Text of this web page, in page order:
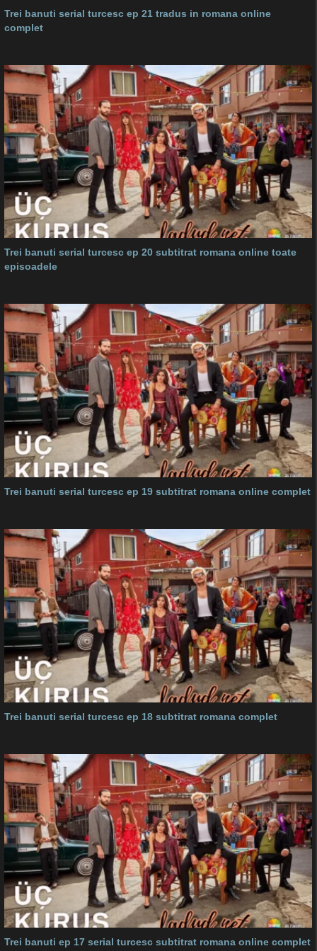
Trei banuti serial turcesc ep 21 tradus in romana online
complet
Trei banuti serial turcesc ep 20 subtitrat romana online toate
episoadele
Trei banuti serial turcesc ep 19 subtitrat romana online complet
Trei banuti serial turcesc ep 18 subtitrat romana complet
Trei banuti ep 17 serial turcesc subtitrat romana online complet